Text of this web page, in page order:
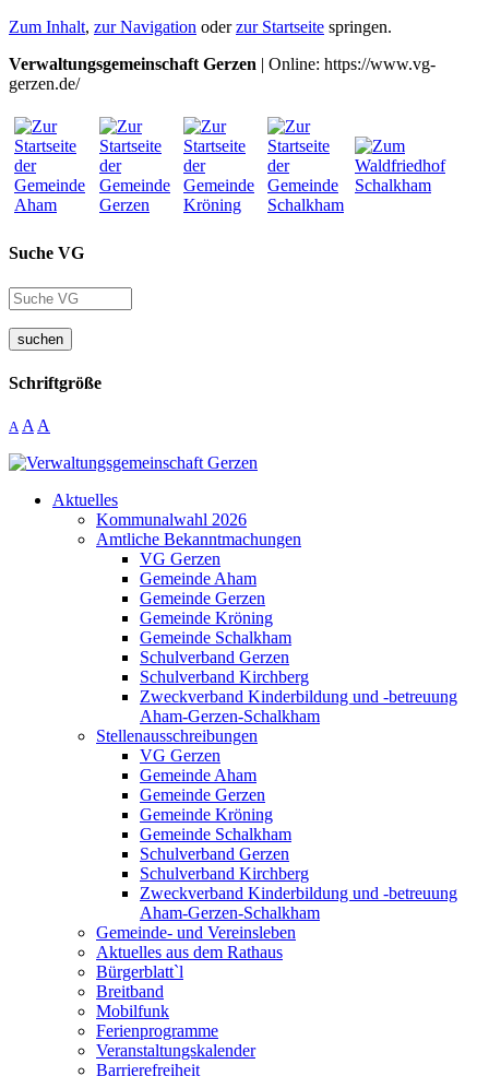
Zum Inhalt, zur Navigation oderzur Startseite springen.
Verwaltungsgemeinschaft Gerzen | Online: https://www.vg-
gerzen.de/
Suche VG
suchen
Schriftgröße
A A A
Aktuelles
Kommunalwahl 2026
Amtliche Bekanntmachungen
VG Gerzen
Gemeinde Aham
Gemeinde Gerzen
Gemeinde Kröning
Gemeinde Schalkham
Schulverband Gerzen
Schulverband Kirchberg
Zweckverband Kinderbildung und -betreuung
Aham-Gerzen-Schalkham
Stellenausschreibungen
VG Gerzen
Gemeinde Aham
Gemeinde Gerzen
Gemeinde Kröning
Gemeinde Schalkham
Schulverband Gerzen
Schulverband Kirchberg
Zweckverband Kinderbildung und -betreuung
Aham-Gerzen-Schalkham
Gemeinde- und Vereinsleben
Aktuelles aus dem Rathaus
Bürgerblatt`l
Breitband
Mobilfunk
Ferienprogramme
Veranstaltungskalender
Barrierefreiheit